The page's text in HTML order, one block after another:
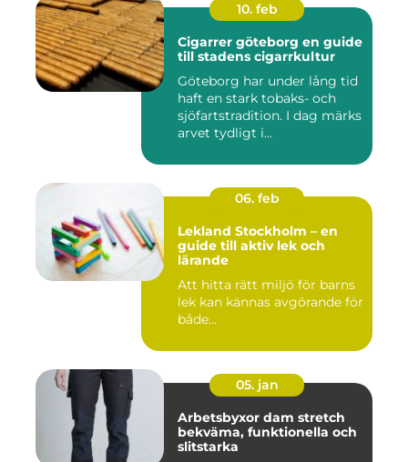
10. feb
Cigarrer göteborg en guide
till stadens cigarrkultur
Göteborg har under lång tid
haft en stark tobaks- och
sjöfartstradition. I dag märks
arvet tydligt i...
06. feb
Lekland Stockholm – en
guide till aktiv lek och
lärande
Att hitta rätt miljö för barns
lek kan kännas avgörande för
både...
05. jan
Arbetsbyxor dam stretch
bekväma, funktionella och
slitstarka